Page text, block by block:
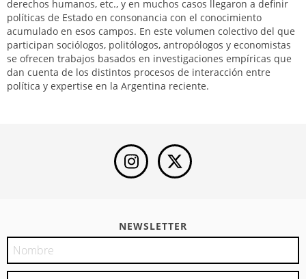
derechos humanos, etc., y en muchos casos llegaron a definir
políticas de Estado en consonancia con el conocimiento
acumulado en esos campos. En este volumen colectivo del que
participan sociólogos, politólogos, antropólogos y economistas
se ofrecen trabajos basados en investigaciones empíricas que
dan cuenta de los distintos procesos de interacción entre
política y expertise en la Argentina reciente.
NEWSLETTER